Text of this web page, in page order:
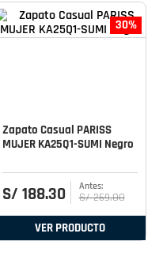
30%
Zapato Casual PARISS
MUJER KA25Q1-SUMI Negro
S/ 188.30 S/ 269.00
VER PRODUCTO